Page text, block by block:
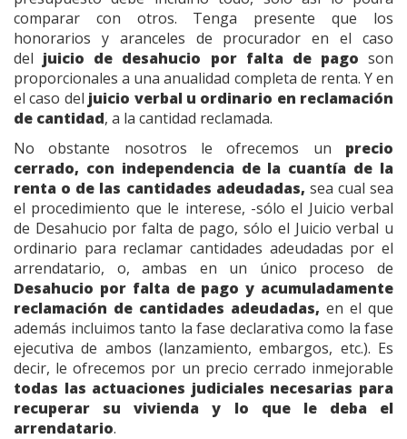
comparar con otros. Tenga presente que los
honorarios y aranceles de procurador en el caso
del juicio de desahucio por falta de pago son
proporcionales a una anualidad completa de renta. Y en
el caso del juicio verbal u ordinario en reclamación
de cantidad, a la cantidad reclamada.
No obstante nosotros le ofrecemos un precio
cerrado, con independencia de la cuantía de la
renta o de las cantidades adeudadas, sea cual sea
el procedimiento que le interese, -sólo el Juicio verbal
de Desahucio por falta de pago, sólo el Juicio verbal u
ordinario para reclamar cantidades adeudadas por el
arrendatario, o, ambas en un único proceso de
Desahucio por falta de pago y acumuladamente
reclamación de cantidades adeudadas, en el que
además incluimos tanto la fase declarativa como la fase
ejecutiva de ambos (lanzamiento, embargos, etc.). Es
decir, le ofrecemos por un precio cerrado inmejorable
todas las actuaciones judiciales necesarias para
recuperar su vivienda y lo que le deba el
arrendatario.